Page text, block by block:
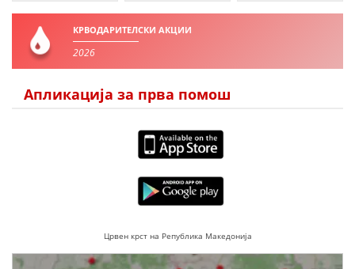
ПРИРАЧНИЦИ
СТРАТЕГИИ
БРОШУРИ
КРВОДАРИТЕЛСКИ АКЦИИ
2026
Апликација за прва помош
Црвен крст на Република Македонија